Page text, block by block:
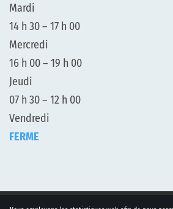
Mardi
14 h 30 – 17 h 00
Mercredi
16 h 00 – 19 h 00
Jeudi
07 h 30 – 12 h 00
Vendredi
FERME